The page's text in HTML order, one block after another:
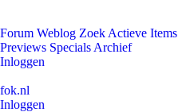
Forum Weblog Zoek Actieve Items
Previews Specials Archief
Inloggen
fok.nl
Inloggen